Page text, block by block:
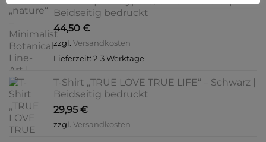
Produktseite
Beidseitig bedruckt
44,50 €
zzgl. Versandkosten
Lieferzeit: 2-3 Werktage
T-Shirt „TRUE LOVE TRUE LIFE“ – Schwarz |
Beidseitig bedruckt
29,95 €
zzgl. Versandkosten